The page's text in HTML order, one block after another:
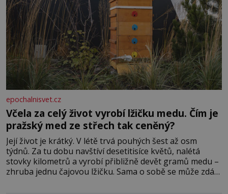
epochalnisvet.cz
Včela za celý život vyrobí lžičku medu. Čím je
pražský med ze střech tak ceněný?
Její život je krátký. V létě trvá pouhých šest až osm
týdnů. Za tu dobu navštíví desetitisíce květů, nalétá
stovky kilometrů a vyrobí přibližně devět gramů medu –
zhruba jednu čajovou lžičku. Sama o sobě se může zdát